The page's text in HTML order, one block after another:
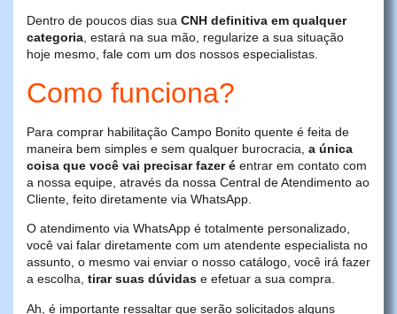
Dentro de poucos dias sua CNH definitiva em qualquer
categoria, estará na sua mão, regularize a sua situação
hoje mesmo, fale com um dos nossos especialistas.
Como funciona?
Para comprar habilitação Campo Bonito quente é feita de
maneira bem simples e sem qualquer burocracia, a única
coisa que você vai precisar fazer é entrar em contato com
a nossa equipe, através da nossa Central de Atendimento ao
Cliente, feito diretamente via WhatsApp.
O atendimento via WhatsApp é totalmente personalizado,
você vai falar diretamente com um atendente especialista no
assunto, o mesmo vai enviar o nosso catálogo, você irá fazer
a escolha, tirar suas dúvidas e efetuar a sua compra.
Ah, é importante ressaltar que serão solicitados alguns